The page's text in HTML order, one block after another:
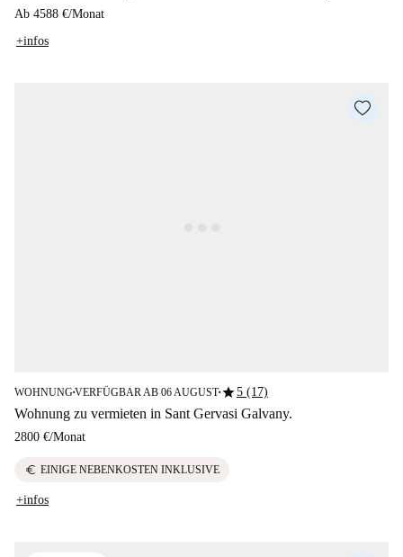
Ab 4588 €/Monat
+infos
WOHNUNG■VERFÜGBAR AB 06 AUGUST■star5 (17)
Wohnung zu vermieten in Sant Gervasi Galvany.
2800 €/Monat
euro EINIGE NEBENKOSTEN INKLUSIVE
+infos